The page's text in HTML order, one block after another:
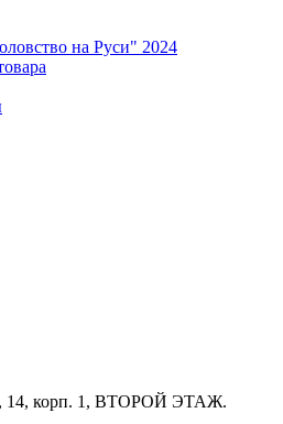
на Руси" 2024
14, корп. 1, ВТОРОЙ ЭТАЖ.